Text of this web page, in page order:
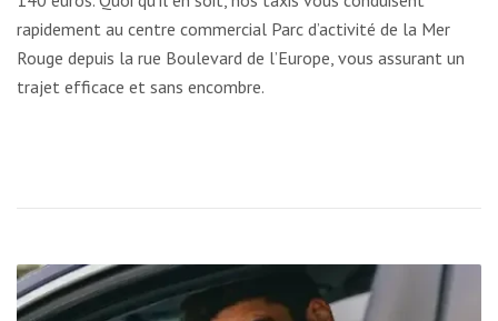
rapidement au centre commercial Parc d’activité de la Mer
Rouge depuis la rue Boulevard de l’Europe, vous assurant un
trajet efficace et sans encombre.